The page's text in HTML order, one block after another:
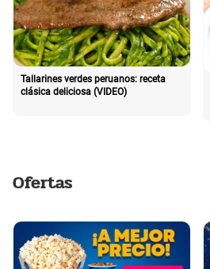
Tallarines verdes peruanos: receta
clásica deliciosa (VIDEO)
Ofertas